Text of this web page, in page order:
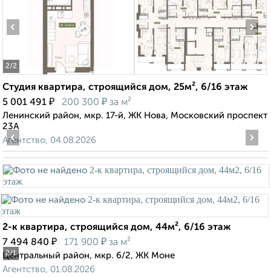
2/2
‹ ›
Студия квартира, строящийся дом, 25м², 6/16 этаж
5 001 491 ₽ 200 300 ₽ за м²
Ленинский район, мкр. 17-й, ЖК Нова, Московский проспект
23А
Агентство, 04.08.2026
2/1
‹ ›
2-к квартира, строящийся дом, 44м², 6/16 этаж
7 494 840 ₽ 171 900 ₽ за м²
Центральный район, мкр. 6/2, ЖК Моне
Агентство, 01.08.2026